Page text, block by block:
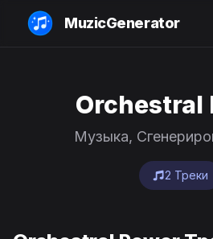
MuzicGenerator
Orchestral
Музыка,
2 Треки